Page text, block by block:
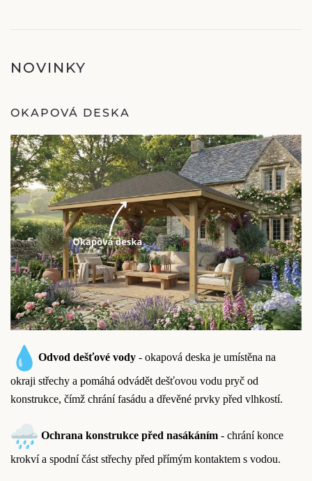
NOVINKY
OKAPOVÁ DESKA
Odvod dešťové vody - okapová deska je umístěna na
okraji střechy a pomáhá odvádět dešťovou vodu pryč od
konstrukce, čímž chrání fasádu a dřevěné prvky před vlhkostí.
Ochrana konstrukce před nasákáním - chrání konce
krokví a spodní část střechy před přímým kontaktem s vodou.